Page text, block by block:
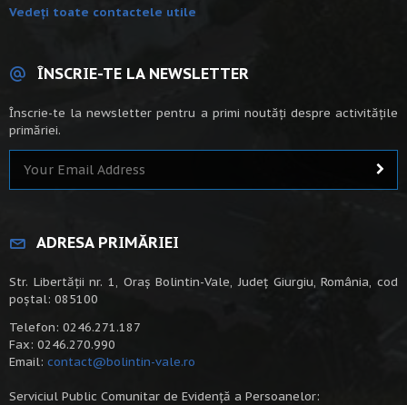
Vedeți toate contactele utile
ÎNSCRIE-TE LA NEWSLETTER
Înscrie-te la newsletter pentru a primi noutăți despre activitățile
primăriei.
ADRESA PRIMĂRIEI
Str. Libertății nr. 1, Oraș Bolintin-Vale, Județ Giurgiu, România, cod
poștal: 085100
Telefon: 0246.271.187
Fax: 0246.270.990
Email: contact@bolintin-vale.ro
Serviciul Public Comunitar de Evidență a Persoanelor: